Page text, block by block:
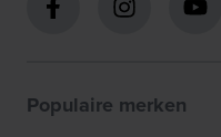
Populaire merken